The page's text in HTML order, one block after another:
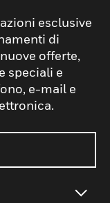
esclusive
di
offerte,
speciali e
e-mail e